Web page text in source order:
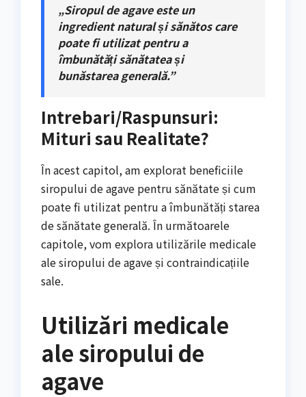
„Siropul de agave este un
ingredient natural și sănătos care
poate fi utilizat pentru a
îmbunătăți sănătatea și
bunăstarea generală.”
Intrebari/Raspunsuri:
Mituri sau Realitate?
În acest capitol, am explorat beneficiile
siropului de agave pentru sănătate și cum
poate fi utilizat pentru a îmbunătăți starea
de sănătate generală. În următoarele
capitole, vom explora utilizările medicale
ale siropului de agave și contraindicațiile
sale.
Utilizări medicale
ale siropului de
agave